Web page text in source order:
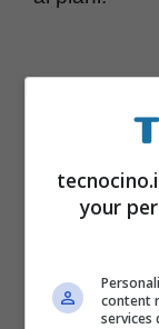
your
content
services